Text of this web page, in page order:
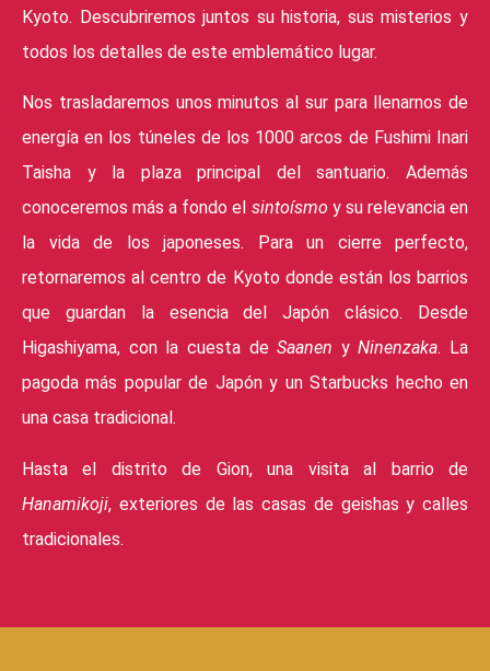
Kyoto. Descubriremos juntos su historia, sus misterios y
todos los detalles de este emblemático lugar.
Nos trasladaremos unos minutos al sur para llenarnos de
energía en los túneles de los 1000 arcos de Fushimi Inari
Taisha y la plaza principal del santuario. Además
conoceremos más a fondo el sintoísmo y su relevancia en
la vida de los japoneses. Para un cierre perfecto,
retornaremos al centro de Kyoto donde están los barrios
que guardan la esencia del Japón clásico. Desde
Higashiyama, con la cuesta deSaanen yNinenzaka. La
pagoda más popular de Japón y un Starbucks hecho en
una casa tradicional.
Hasta el distrito de Gion, una visita al barrio de
Hanamikoji, exteriores de las casas de geishas y calles
tradicionales.